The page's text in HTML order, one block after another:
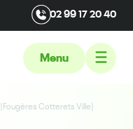
02 99 17 20 40
Menu
|Fougères Cotterets Ville|